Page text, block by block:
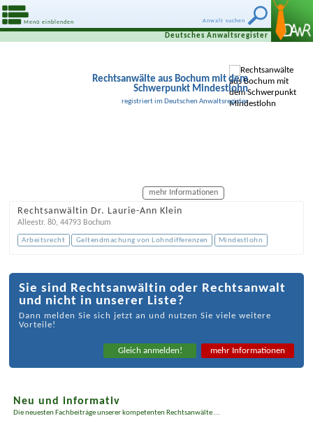
Anwalt suchen
Menü einblenden
Deutsches Anwaltsregister
Rechtsanwälte aus Bochum mit dem
Schwerpunkt Mindestlohn
registriert im Deutschen Anwaltsregister
mehr Informationen
Rechtsanwältin Dr. Laurie-Ann Klein
Alleestr. 80, 44793 Bochum
Arbeitsrecht Geltendmachung von Lohndifferenzen Mindestlohn
Sie sind Rechtsanwältin oder Rechtsanwalt
und nicht in unserer Liste?
Dann melden Sie sich jetzt an und nutzen Sie viele weitere
Vorteile!
Gleich anmelden! mehr Informationen
Neu und informativ
Die neuesten Fachbeiträge unserer kompetenten Rechtsanwälte ...